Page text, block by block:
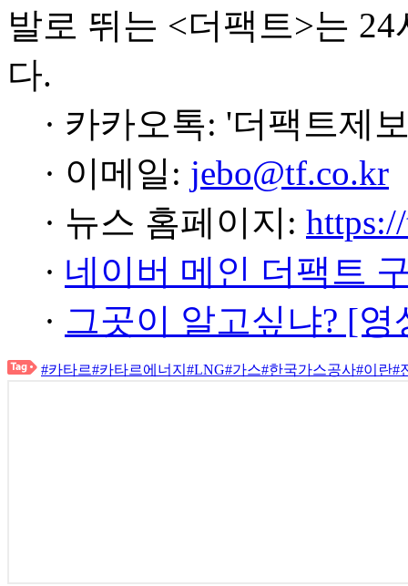
발로 뛰는 <더팩트>는
다.
· 카카오톡: '더팩트제
· 이메일: jebo@tf.co.kr
· 뉴스 홈페이지:
· 네이버 메인 더팩트
· 그곳이 알고싶냐? [
#카타르#카타르에너지 #LNG#가스#한국가스공사#이란#